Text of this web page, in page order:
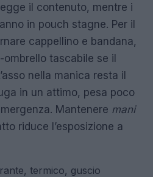
il contenuto, mentre i
in pouch stagne. Per il
cappellino e bandana,
tascabile se il
nella manica resta il
in un attimo, pesa poco
Mantenere mani
riduce l’esposizione a
termico, guscio